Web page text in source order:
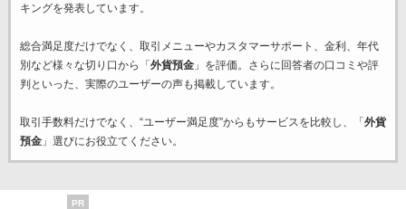
キングを発表しています。
総合満足度だけでなく、取引メニューやカスタマーサポート、金利、年代
別など様々な切り口から「外貨預金」を評価。さらに回答者の口コミや評
判といった、実際のユーザーの声も掲載しています。
取引手数料だけでなく、“ユーザー満足度”からもサービスを比較し、「外貨
預金」選びにお役立てください。
PR